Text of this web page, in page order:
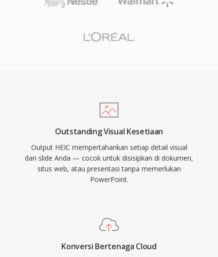
Outstanding Visual Kesetiaan
Output HEIC mempertahankan setiap detail visual
dari slide Anda — cocok untuk disisipkan di dokumen,
situs web, atau presentasi tanpa memerlukan
PowerPoint.
Konversi Bertenaga Cloud